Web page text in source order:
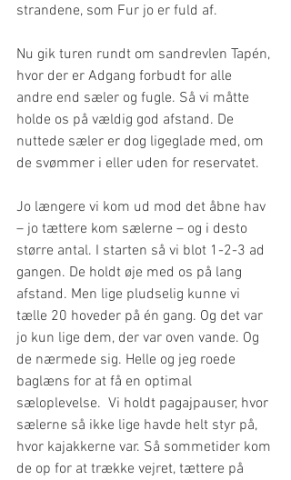
strandene, som Fur jo er fuld af.
Nu gik turen rundt om sandrevlen Tapén,
hvor der er Adgang forbudt for alle
andre end sæler og fugle. Så vi måtte
holde os på vældig god afstand. De
nuttede sæler er dog ligeglade med, om
de svømmer i eller uden for reservatet.
Jo længere vi kom ud mod det åbne hav
– jo tættere kom sælerne – og i desto
større antal. I starten så vi blot 1-2-3 ad
gangen. De holdt øje med os på lang
afstand. Men lige pludselig kunne vi
tælle 20 hoveder på én gang. Og det var
jo kun lige dem, der var oven vande. Og
de nærmede sig. Helle og jeg roede
baglæns for at få en optimal
sæloplevelse.  Vi holdt pagajpauser, hvor
sælerne så ikke lige havde helt styr på,
hvor kajakkerne var. Så sommetider kom
de op for at trække vejret, tættere på